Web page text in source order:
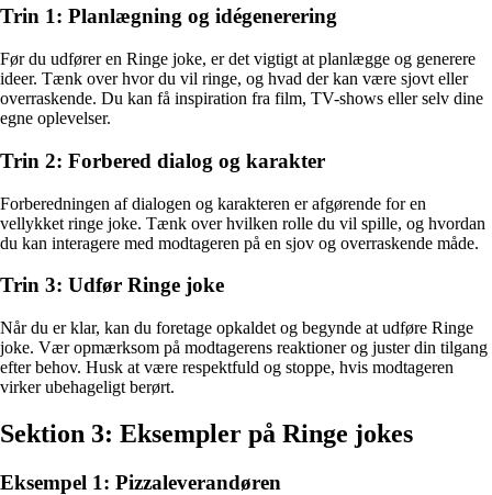
Trin 1: Planlægning og idégenerering
Før du udfører en Ringe joke, er det vigtigt at planlægge og generere
ideer. Tænk over hvor du vil ringe, og hvad der kan være sjovt eller
overraskende. Du kan få inspiration fra film, TV-shows eller selv dine
egne oplevelser.
Trin 2: Forbered dialog og karakter
Forberedningen af dialogen og karakteren er afgørende for en
vellykket ringe joke. Tænk over hvilken rolle du vil spille, og hvordan
du kan interagere med modtageren på en sjov og overraskende måde.
Trin 3: Udfør Ringe joke
Når du er klar, kan du foretage opkaldet og begynde at udføre Ringe
joke. Vær opmærksom på modtagerens reaktioner og juster din tilgang
efter behov. Husk at være respektfuld og stoppe, hvis modtageren
virker ubehageligt berørt.
Sektion 3: Eksempler på Ringe jokes
Eksempel 1: Pizzaleverandøren